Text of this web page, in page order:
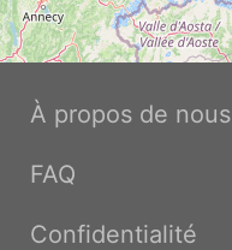
À propos de nous
FAQ
Confidentialité